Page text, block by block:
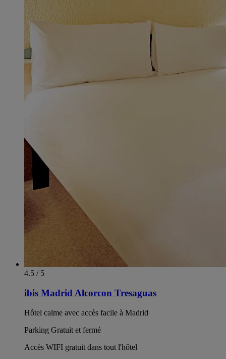
4.5 / 5
ibis Madrid Alcorcon Tresaguas
Hôtel calme avec accès facile à Madrid
Parking Gratuit et fermé
Accès WIFI gratuit dans tout l'hôtel